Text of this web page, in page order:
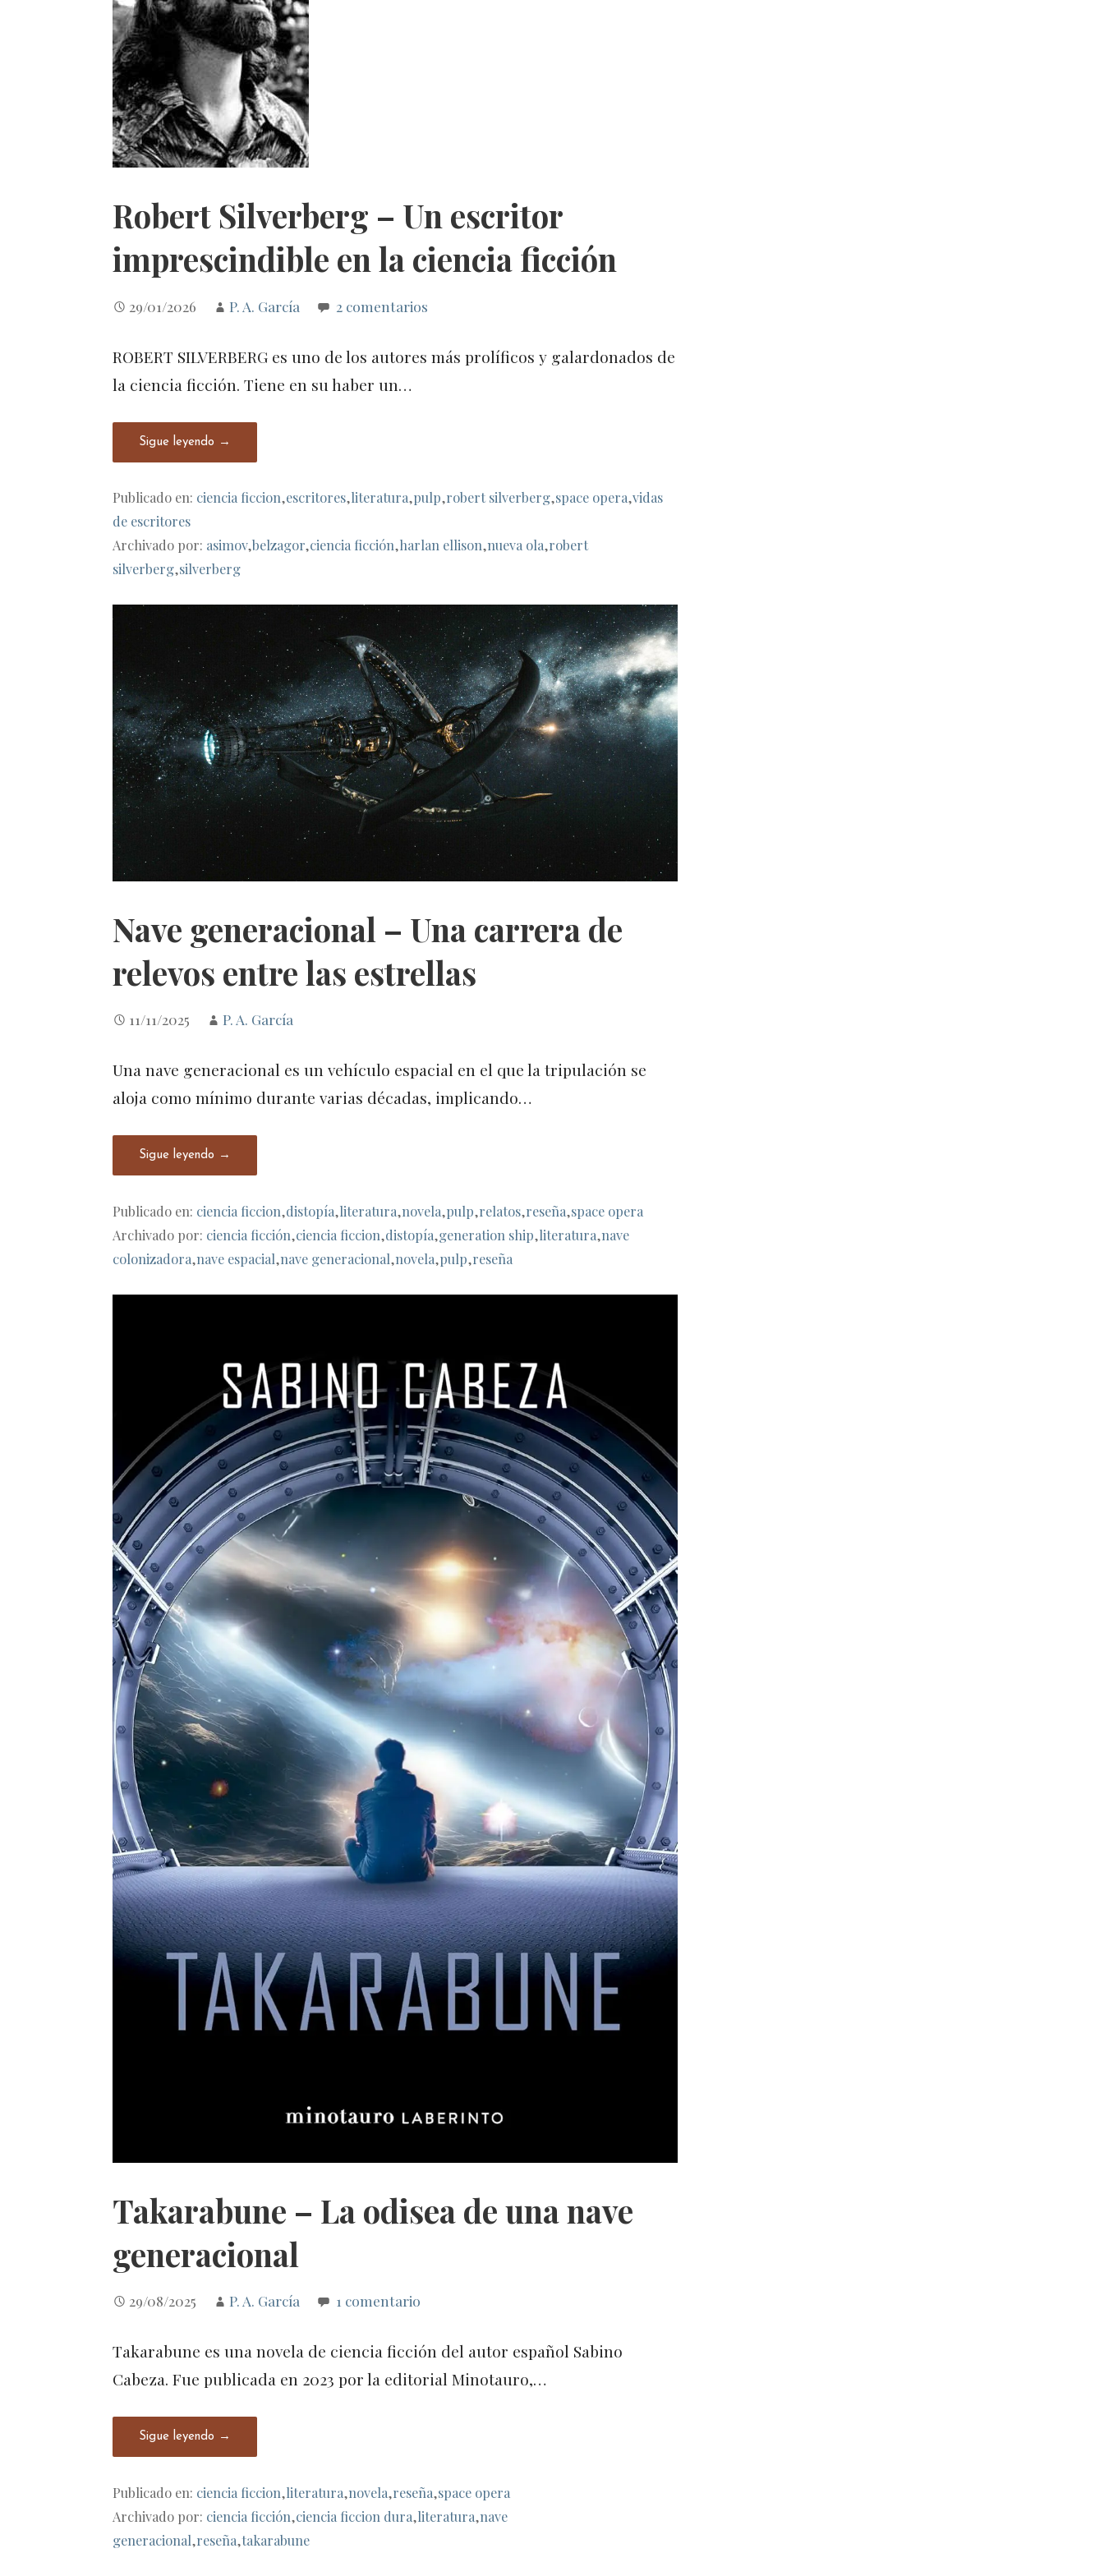
Robert Silverberg – Un escritor
imprescindible en la ciencia ficción
29/01/2026 P. A. García 2 comentarios
ROBERT SILVERBERG es uno de los autores más prolíficos y galardonados de
la ciencia ficción. Tiene en su haber un…
Sigue leyendo →
Publicado en: ciencia ficcion,escritores,literatura,pulp,robert silverberg,space opera,vidas
de escritores
Archivado por: asimov,belzagor,ciencia ficción,harlan ellison,nueva ola,robert
silverberg,silverberg
Nave generacional – Una carrera de
relevos entre las estrellas
11/11/2025 P. A. García
Una nave generacional es un vehículo espacial en el que la tripulación se
aloja como mínimo durante varias décadas, implicando…
Sigue leyendo →
Publicado en: ciencia ficcion,distopía,literatura,novela,pulp,relatos,reseña,space opera
Archivado por: ciencia ficción,ciencia ficcion,distopía,generation ship,literatura,nave
colonizadora,nave espacial,nave generacional,novela,pulp,reseña
Takarabune – La odisea de una nave
generacional
29/08/2025 P. A. García 1 comentario
Takarabune es una novela de ciencia ficción del autor español Sabino
Cabeza. Fue publicada en 2023 por la editorial Minotauro,…
Sigue leyendo →
Publicado en: ciencia ficcion,literatura,novela,reseña,space opera
Archivado por: ciencia ficción,ciencia ficcion dura,literatura,nave
generacional,reseña,takarabune